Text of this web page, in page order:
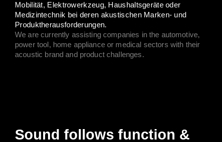
Mobilität, Elektrowerkzeug, Haushaltsgeräte oder
Medizintechnik bei deren akustischen Marken- und
Produktherausforderungen.
We are currently assisting companies in the automotive,
power tool, home appliance or medical sectors with their
acoustic brand and product challenges.
Sound follows function &